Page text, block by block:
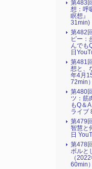
第483
想：呼
瞑想』
31min)
第482
ピー：
んでも
日
第481
想と、
年4月
72min）
第480
ツ：筋
もQ＆
ライブ
第479
智慧と
日
第478
ボルと
（
60min）